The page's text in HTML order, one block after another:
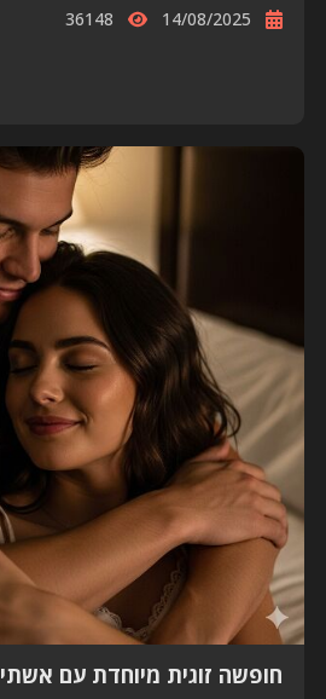
14/08/2025
36148
חופשה זוגית מיוחדת עם אשתי